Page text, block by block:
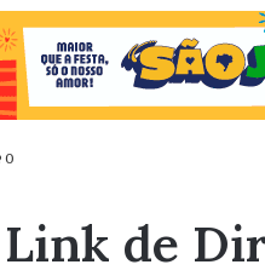
0
de